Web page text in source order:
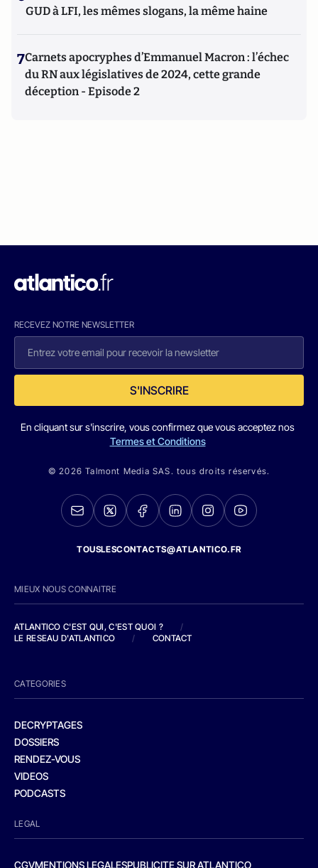
GUD à LFI, les mêmes slogans, la même haine
7Carnets apocryphes d’Emmanuel Macron : l’échec
du RN aux législatives de 2024, cette grande
déception - Episode 2
RECEVEZ NOTRE NEWSLETTER
S'INSCRIRE
En cliquant sur s'inscrire, vous confirmez que vous acceptez nos
Termes et Conditions
© 2026 Talmont Media SAS. tous droits réservés.
TOUSLESCONTACTS@ATLANTICO.FR
MIEUX NOUS CONNAITRE
ATLANTICO C'EST QUI, C'EST QUOI ?
/
LE RESEAU D'ATLANTICO
/ CONTACT
CATEGORIES
DECRYPTAGES
DOSSIERS
RENDEZ-VOUS
VIDEOS
PODCASTS
LEGAL
CGVMENTIONS LEGALESPUBLICITE SUR ATLANTICO